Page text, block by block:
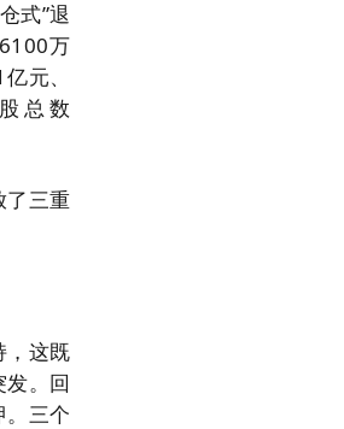
式”退
万
元、
总数
了三重
，这既
。回
三个